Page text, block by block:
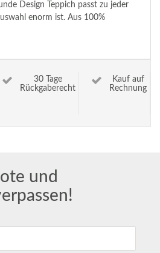
Design Teppich passt zu jeder
enorm ist. Aus 100%
30 Tage
Rückgaberecht
Kauf auf
Rechnung
und